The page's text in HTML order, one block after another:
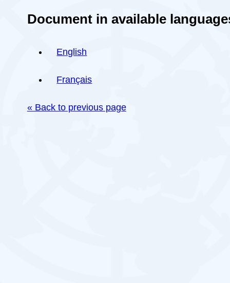
Document in available
English
Français
« Back to previous page